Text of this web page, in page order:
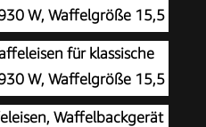
W, Waffelgröße 15,5
für klassische
W, Waffelgröße 15,5
Waffelbackgerät